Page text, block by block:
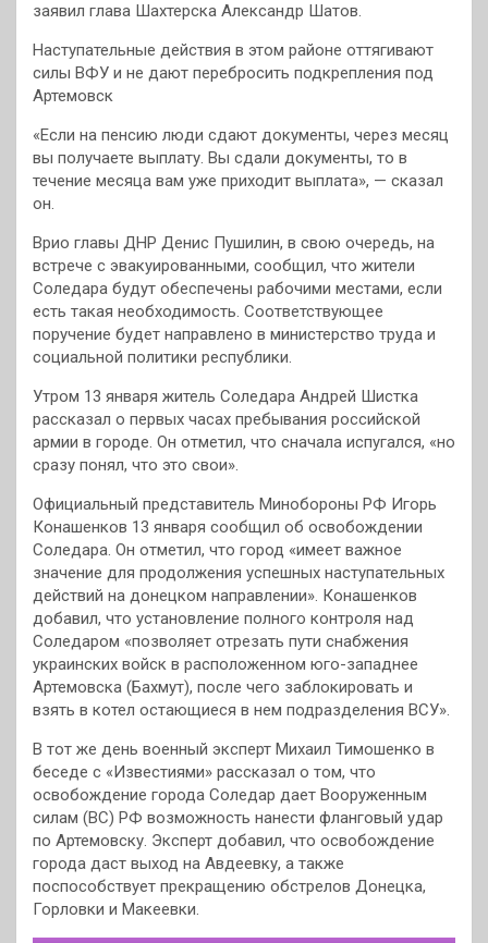
заявил глава Шахтерска Александр Шатов.
Наступательные действия в этом районе оттягивают
силы ВФУ и не дают перебросить подкрепления под
Артемовск
«Если на пенсию люди сдают документы, через месяц
вы получаете выплату. Вы сдали документы, то в
течение месяца вам уже приходит выплата», — сказал
он.
Врио главы ДНР Денис Пушилин, в свою очередь, на
встрече с эвакуированными, сообщил, что жители
Соледара будут обеспечены рабочими местами, если
есть такая необходимость. Соответствующее
поручение будет направлено в министерство труда и
социальной политики республики.
Утром 13 января житель Соледара Андрей Шистка
рассказал о первых часах пребывания российской
армии в городе. Он отметил, что сначала испугался, «но
сразу понял, что это свои».
Официальный представитель Минобороны РФ Игорь
Конашенков 13 января сообщил об освобождении
Соледара. Он отметил, что город «имеет важное
значение для продолжения успешных наступательных
действий на донецком направлении». Конашенков
добавил, что установление полного контроля над
Соледаром «позволяет отрезать пути снабжения
украинских войск в расположенном юго-западнее
Артемовска (Бахмут), после чего заблокировать и
взять в котел остающиеся в нем подразделения ВСУ».
В тот же день военный эксперт Михаил Тимошенко в
беседе с «Известиями» рассказал о том, что
освобождение города Соледар дает Вооруженным
силам (ВС) РФ возможность нанести фланговый удар
по Артемовску. Эксперт добавил, что освобождение
города даст выход на Авдеевку, а также
поспособствует прекращению обстрелов Донецка,
Горловки и Макеевки.